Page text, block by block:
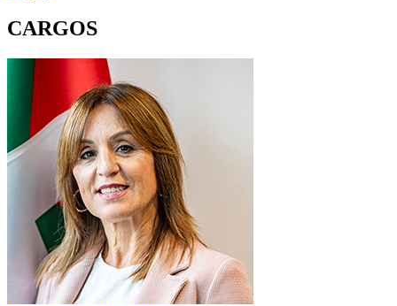
CARGOS